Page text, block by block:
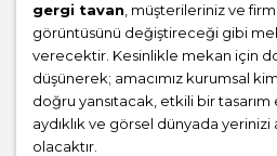
gergi tavan , müşterileriniz ve
görüntüsünü değiştireceği gibi
verecektir. Kesinlikle mekan için
düşünerek; amacımız kurumsal
doğru yansıtacak, etkili bir tasarım
aydıklık ve görsel dünyada yerinizi
olacaktır.